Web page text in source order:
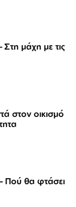
μάχη με τις
στον οικισμό
Πού θα φτάσει